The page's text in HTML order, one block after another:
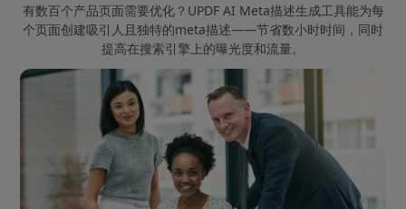
有数百个产品页面需要优化？UPDF AI Meta描述生成工具能为每
个页面创建吸引人且独特的meta描述——节省数小时时间，同时
提高在搜索引擎上的曝光度和流量。